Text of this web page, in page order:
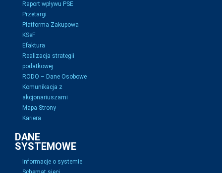
Raport wpływu PSE
Przetargi
Platforma Zakupowa
KSeF
Efaktura
Realizacja strategii
podatkowej
RODO – Dane Osobowe
Komunikacja z
akcjonariuszami
Mapa Strony
Kariera
DANE
SYSTEMOWE
Informacje o systemie